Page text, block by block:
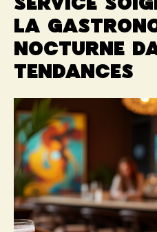
Service
la
nocturne
tendances